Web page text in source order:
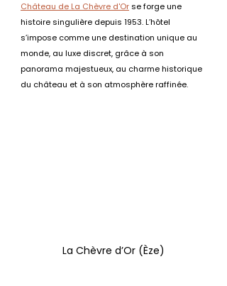
Château de La Chèvre d'Or se forge une
histoire singulière depuis 1953. L’hôtel
s’impose comme une destination unique au
monde, au luxe discret, grâce à son
panorama majestueux, au charme historique
du château et à son atmosphère raffinée.
La Chèvre d’Or (Èze)